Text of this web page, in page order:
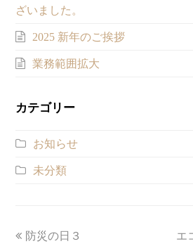
ざいました。
2025 新年のご挨拶
業務範囲拡大
カテゴリー
お知らせ
未分類
previous
防災の日３ エ